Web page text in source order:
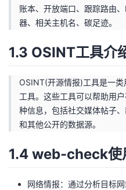
我
客
论
坛
的
圈
子
我
的
直
播
我
的
活
我
的
我
账本、开放端口、跟踪路由
器、相关主机名、碳足迹。
1.3 OSINT工具介
OSINT(开源情报)工具是一
工具。这些工具可以帮助用
种信息，包括社交媒体帖子
和其他公开的数据源。
1.4 web-check使
网络情报：通过分析目标